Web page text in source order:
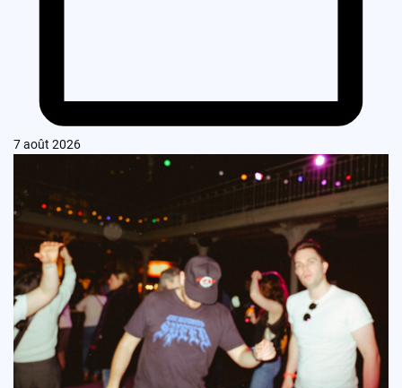
7 août 2026